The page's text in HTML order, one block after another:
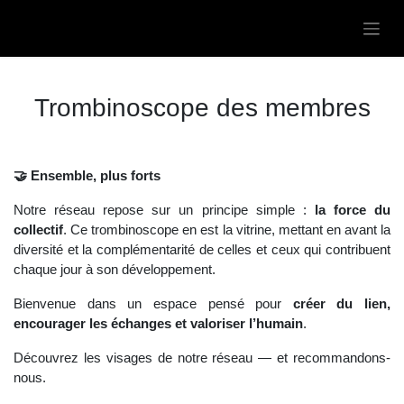
Trombinoscope des
🤝 Ensemble, plus forts
Notre réseau repose sur un principe simple :la force
du collectif. Ce trombinoscope en est la vitrine,
mettant en avant la diversité et la complémentarité de
celles et ceux qui contribuent chaque jour à son
développement.
Bienvenue dans un espace pensé pourcréer du lien,
encourager les échanges et valoriser l’humain